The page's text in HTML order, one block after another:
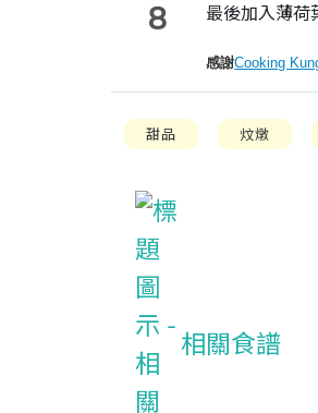
8 最後加入薄荷
感謝Cooking
甜品 炆燉
相關食譜